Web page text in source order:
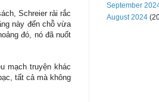
Schreier rải rắc
này đến chỗ vừa
đó, nó đã nuốt
mạch truyện khác
tất cả mà không
September
August 2024